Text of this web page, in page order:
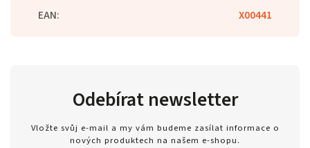
EAN: X00441
Odebírat newsletter
Vložte svůj e-mail a my vám budeme zasílat informace o
nových produktech na našem e-shopu.